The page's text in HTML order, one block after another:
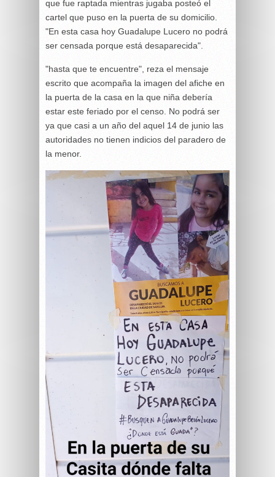
que fue raptada mientras jugaba posteó el
cartel que puso en la puerta de su domicilio.
"En esta casa hoy Guadalupe Lucero no podrá
ser censada porque está desaparecida".
"hasta que te encuentre", reza el mensaje
escrito que acompaña la imagen del afiche en
la puerta de la casa en la que niña debería
estar este feriado por el censo. No podrá ser
ya que casi a un año del aquel 14 de junio las
autoridades no tienen indicios del paradero de
la menor.